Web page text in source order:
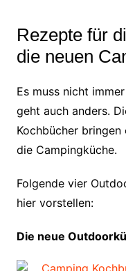
Rezepte für
die neuen
Es muss nicht
geht auch anders.
Kochbücher
die Campingküche.
Folgende vier
hier vorstellen:
Die neue